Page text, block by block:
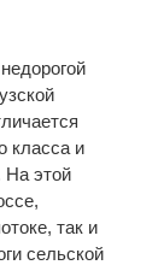
класса и
этой
так и
сельской